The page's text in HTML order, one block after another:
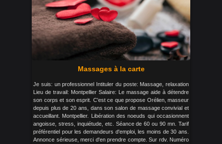
Massages à la carte
Je suis: un professionnel Intituler du poste: Massage, relaxation
Lieu de travail: Montpellier Salaire: Le massage aide à détendre
son corps et son esprit. C'est ce que propose Orélien, masseur
depuis plus de 20 ans, dans son salon de massage convivial et
accueillant. Montpellier. Libération des noeuds qui occasionnent
angoisse, stress, inquiétude, etc. Séance de 60 ou 90 mn. Tarif
préférentiel pour les demandeurs d'emploi, les moins de 30 ans.
Annonce sérieuse, merci d'en prendre compte. Sur rdv. Numéro